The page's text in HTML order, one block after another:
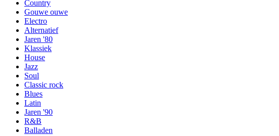
Country
Gouwe ouwe
Electro
Alternatief
Jaren '80
Klassiek
House
Jazz
Soul
Classic rock
Blues
Latin
Jaren '90
R&B
Balladen